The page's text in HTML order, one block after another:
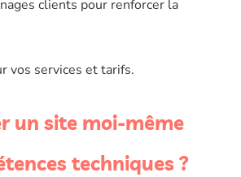
clients pour renforcer la
vos services et tarifs.
un site moi-même
techniques ?